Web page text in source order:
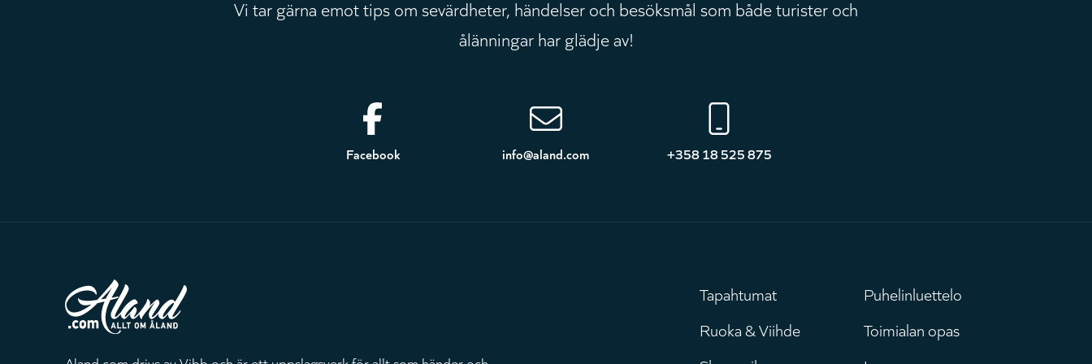
Vi tar gärna emot tips om sevärdheter, händelser och besöksmål som både turister och
ålänningar har glädje av!
Facebook info@aland.com +358 18 525 875
Huvudmeny
Tapahtumat
Ruoka & Viihde
Puhelinluettelo
Toimialan opas